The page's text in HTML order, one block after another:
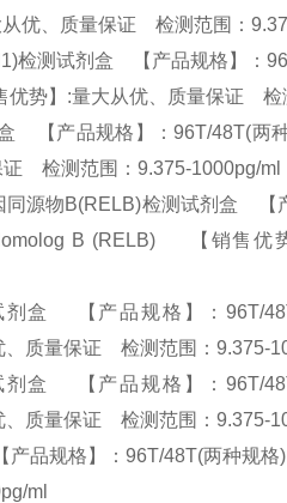
优、质量保证 检测范围：
检测试剂盒 【产品规格】：
势】:量大从优、质量保证
【产品规格】：96T/48T(两
证 检测范围：9.375-1000pg/
源物B(RELB)检测试剂盒 【
Homolog B (RELB) 【销售
盒 【产品规格】：96T/
质量保证 检测范围：9.375-
盒 【产品规格】：96T/
质量保证 检测范围：9.375-
品规格】：96T/48T(两种规
ml